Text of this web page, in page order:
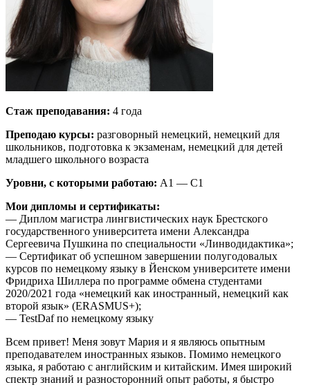
Стаж преподавания: 4 года
Преподаю курсы: разговорный немецкий, немецкий для
школьников, подготовка к экзаменам, немецкий для детей
младшего школьного возраста
Уровни, с которыми работаю: A1 — C1
Мои дипломы и сертификаты:
— Диплом магистра лингвистических наук Брестского
государственного университета имени Александра
Сергеевича Пушкина по специальности «Линводидактика»;
— Сертификат об успешном завершении полугодовалых
курсов по немецкому языку в Йенском университете имени
Фридриха Шиллера по программе обмена студентами
2020/2021 года «немецкий как иностранный, немецкий как
второй язык» (ERASMUS+);
— TestDaf по немецкому языку
Всем привет! Меня зовут Мария и я являюсь опытным
преподавателем иностранных языков. Помимо немецкого
языка, я работаю с английским и китайским. Имея широкий
спектр знаний и разносторонний опыт работы, я быстро